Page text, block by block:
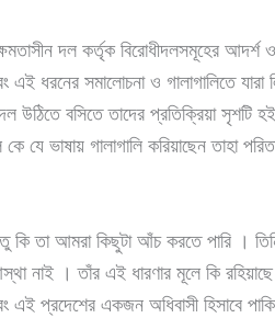
দল কর্তৃক বিরোধীদলসমূহের আদর্শ
ধরনের সমালোচনা ও গালাগালিতে
বসিতে তাদের প্রতিক্রিয়া সৃশটি
যে ভাষায় গালাগালি করিয়াছেন তাহা
কি তা আমরা কিছুটা আঁচ করতে পারি ।
নাই । তাঁর এই ধারণার মূলে কি
প্রদেশের একজন অধিবাসী হিসাবে